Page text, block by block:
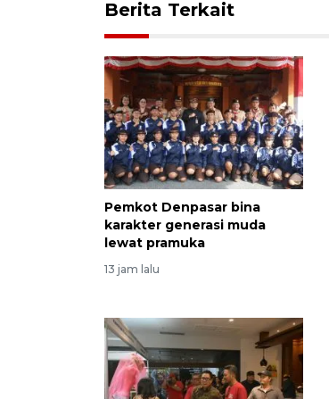
Berita Terkait
Pemkot Denpasar bina
karakter generasi muda
lewat pramuka
13 jam lalu